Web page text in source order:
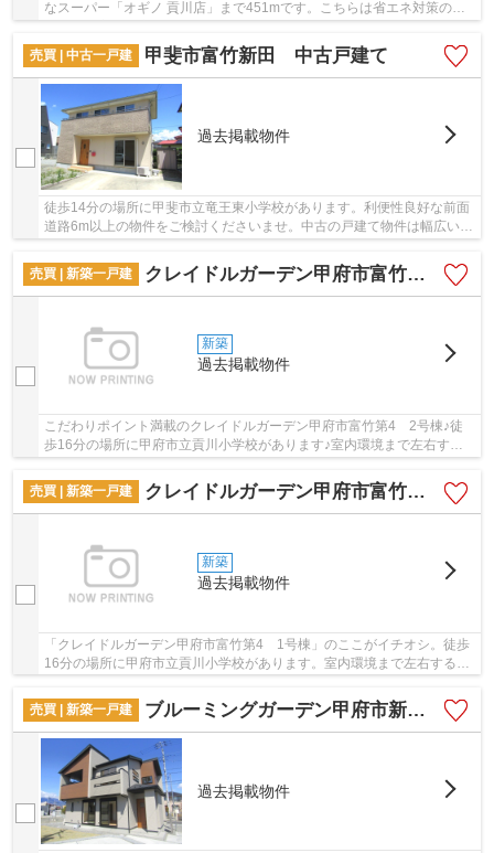
なスーパー「オギノ 貢川店」まで451mです。こちらは省エネ対策の物
売買 | 中古一戸建
甲斐市富竹新田 中古戸建て
過去掲載物件
徒歩14分の場所に甲斐市立竜王東小学校があります。利便性良好な前面
道路6m以上の物件をご検討くださいませ。中古の戸建て物件は幅広い年
売買 | 新築一戸建
クレイドルガーデン甲府市富竹第4 2号棟
新築
過去掲載物件
こだわりポイント満載のクレイドルガーデン甲府市富竹第4 2号棟♪徒
歩16分の場所に甲府市立貢川小学校があります♪室内環境まで左右する
基礎は、強靭なベタ基礎♪こちらは省エネ対策の物...
売買 | 新築一戸建
クレイドルガーデン甲府市富竹第4 1号棟
新築
過去掲載物件
「クレイドルガーデン甲府市富竹第4 1号棟」のここがイチオシ。徒歩
16分の場所に甲府市立貢川小学校があります。室内環境まで左右する基
売買 | 新築一戸建
ブルーミングガーデン甲府市新田町 1号棟
過去掲載物件